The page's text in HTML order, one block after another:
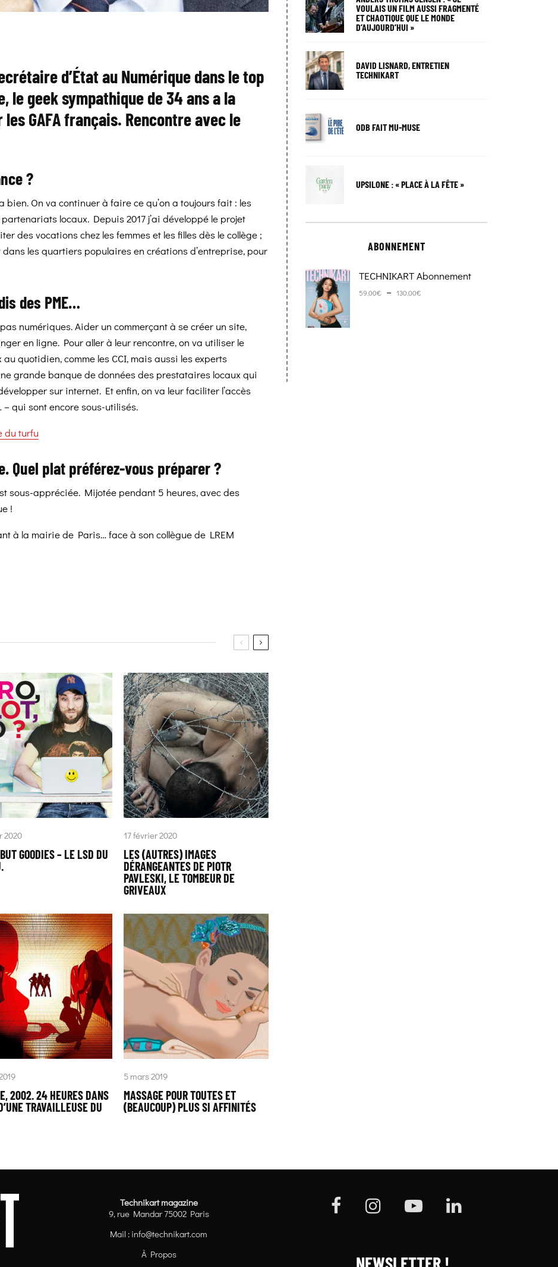
d’État au Numérique dans le top
le geek sympathique de 34 ans a la
GAFA français. Rencontre avec le
?
On va continuer à faire ce qu’on a toujours fait : les
locaux. Depuis 2017 j’ai développé le projet
des vocations chez les femmes et les filles dès le collège ;
les quartiers populaires en créations d’entreprise, pour
des PME…
numériques. Aider un commerçant à se créer un site,
en ligne. Pour aller à leur rencontre, on va utiliser le
quotidien, comme les CCI, mais aussi les experts
grande banque de données des prestataires locaux qui
sur internet. Et enfin, on va leur faciliter l’accès
qui sont encore sous-utilisés.
du turfu
Quel plat préférez-vous préparer ?
sous-appréciée. Mijotée pendant 5 heures, avec des
!
à la mairie de Paris… face à son collègue de LREM
2020
GOODIES – LE LSD DU
17 février 2020
LES (AUTRES) IMAGES
DÉRANGEANTES DE PIOTR
PAVLESKI, LE TOMBEUR DE
GRIVEAUX
2002. 24 HEURES DANS
TRAVAILLEUSE DU
5 mars 2019
MASSAGE POUR TOUTES ET
(BEAUCOUP) PLUS SI AFFINITÉS
VOULAIS UN FILM AUSSI FRAGMENTÉ
ET CHAOTIQUE QUE LE MONDE
D’AUJOURD’HUI »
DAVID LISNARD, ENTRETIEN
TECHNIKART
ODB FAIT MU-MUSE
UPSILONE : « PLACE À LA FÊTE »
ABONNEMENT
TECHNIKART Abonnement
59,00€ – 130,00€
Technikart magazine
9, rue Mandar 75002 Paris
Mail : info@technikart.com
À Propos
NEWSLETTER !